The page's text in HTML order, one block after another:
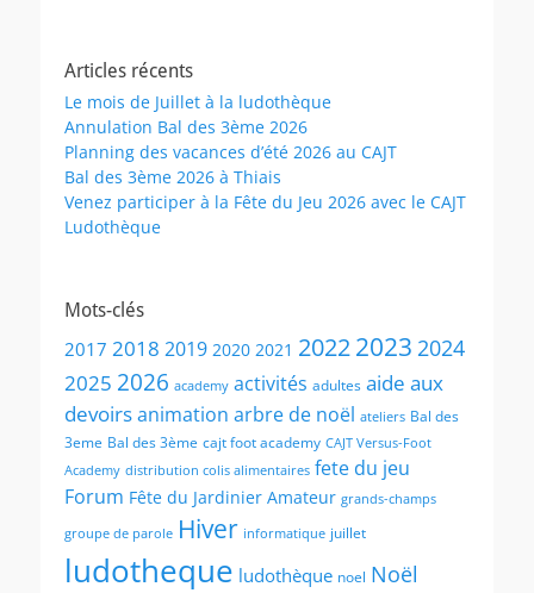
Articles récents
Le mois de Juillet à la ludothèque
Annulation Bal des 3ème 2026
Planning des vacances d’été 2026 au CAJT
Bal des 3ème 2026 à Thiais
Venez participer à la Fête du Jeu 2026 avec le CAJT
Ludothèque
Mots-clés
2017 2018 2019 2020 2021 20222023 2024
2025 2026 academy activités adultes aide aux
devoirsanimation arbre de noël ateliers Bal des
3eme Bal des 3ème cajt foot academy CAJT Versus-Foot
Academy distribution colis alimentaires fete du jeu
Forum Fête du Jardinier Amateur grands-champs
groupe de parole Hiver informatique juillet
ludotheque ludothèque noel Noël